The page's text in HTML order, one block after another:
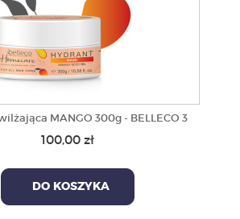
MANGO 300g - BELLECO 3
100,00 zł
DO KOSZYKA